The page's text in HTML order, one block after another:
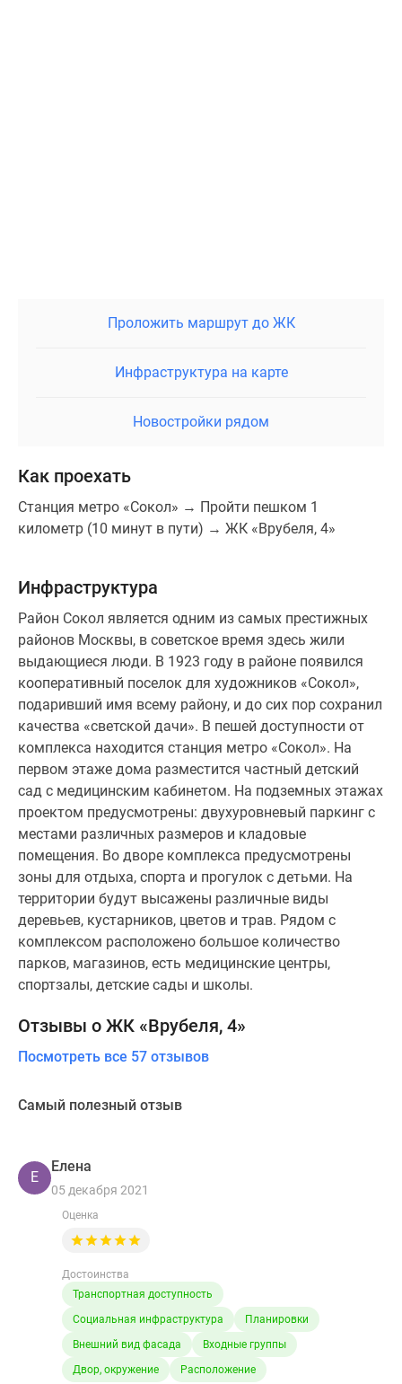
Проложить маршрут до ЖК
Инфраструктура на карте
Новостройки рядом
Как проехать
Станция метро «Сокол» → Пройти пешком 1
километр (10 минут в пути) → ЖК «Врубеля, 4»
Инфраструктура
Район Сокол является одним из самых престижных
районов Москвы, в советское время здесь жили
выдающиеся люди. В 1923 году в районе появился
кооперативный поселок для художников «Сокол»,
подаривший имя всему району, и до сих пор сохранил
качества «светской дачи». В пешей доступности от
комплекса находится станция метро «Сокол». На
первом этаже дома разместится частный детский
сад с медицинским кабинетом. На подземных этажах
проектом предусмотрены: двухуровневый паркинг с
местами различных размеров и кладовые
помещения. Во дворе комплекса предусмотрены
зоны для отдыха, спорта и прогулок с детьми. На
территории будут высажены различные виды
деревьев, кустарников, цветов и трав. Рядом с
комплексом расположено большое количество
парков, магазинов, есть медицинские центры,
спортзалы, детские сады и школы.
Отзывы о ЖК «Врубеля, 4»
Посмотреть все 57 отзывов
Самый полезный отзыв
Е
Елена
05 декабря 2021
Оценка
Достоинства
Транспортная доступность
Социальная инфраструктура
Планировки
Внешний вид фасада
Входные группы
Двор, окружение
Расположение